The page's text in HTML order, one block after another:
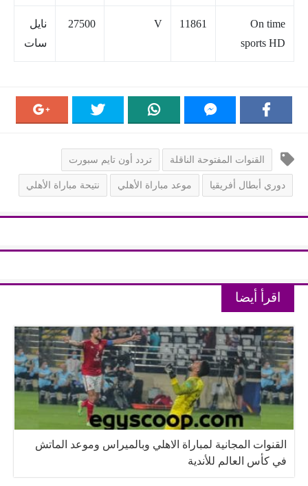
On time
sports HD
11861
V
27500
نايل
سات
القنوات المفتوحة الناقلة تردد أون تايم سبورت
دوري أبطال أفريقيا موعد مباراة الأهلي نتيحة مباراة الأهلي
اقرأ أيضا
القنوات المجانية لمباراة الاهلي وبالميراس وموعد الماتش
في كأس العالم للأندية